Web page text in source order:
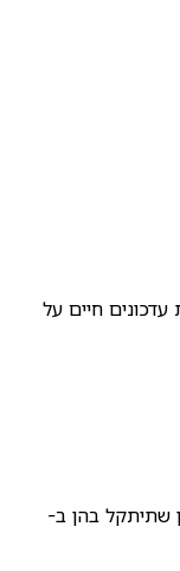
חיים על
שתיתקל בהן ב-